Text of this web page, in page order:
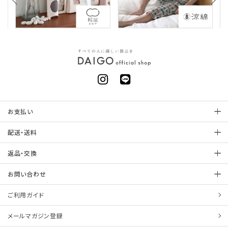
お支払い
配送・送料
返品・交換
お問い合わせ
ご利用ガイド
メールマガジン登録